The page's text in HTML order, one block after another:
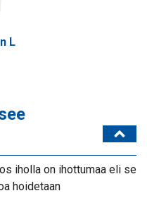
iholla on ihottumaa eli se
hoidetaan